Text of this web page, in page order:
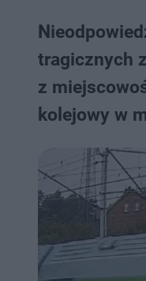
tragicznych
z
kolejowy w